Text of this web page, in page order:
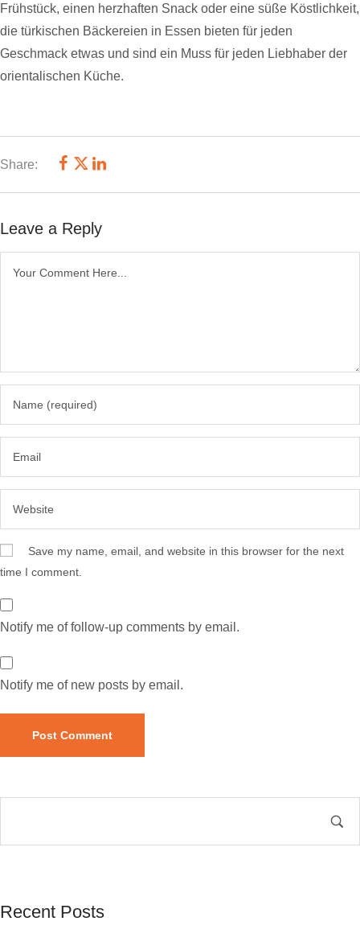
Frühstück, einen herzhaften Snack oder eine süße Köstlichkeit,
die türkischen Bäckereien in Essen bieten für jeden
Geschmack etwas und sind ein Muss für jeden Liebhaber der
orientalischen Küche.
Share:
Leave a Reply
Save my name, email, and website in this browser for the next
time I comment.
Notify me of follow-up comments by email.
Notify me of new posts by email.
Recent Posts